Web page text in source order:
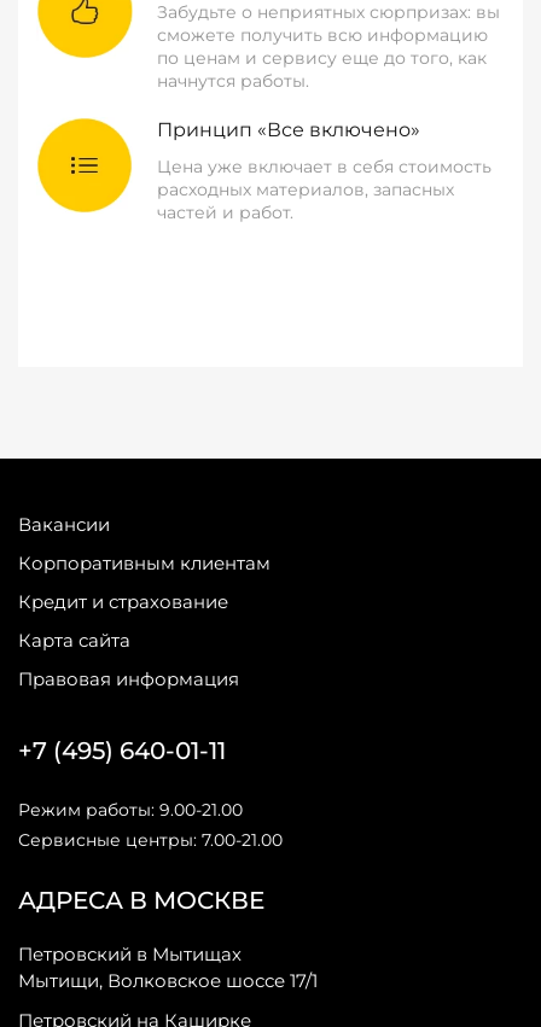
Забудьте о неприятных сюрпризах: вы
сможете получить всю информацию
по ценам и сервису еще до того, как
начнутся работы.
Принцип «Все включено»
Цена уже включает в себя стоимость
расходных материалов, запасных
частей и работ.
Вакансии
Корпоративным клиентам
Кредит и страхование
Карта сайта
Правовая информация
АДРЕСА В МОСКВЕ
Петровский в Мытищах
Мытищи, Волковское шоссе 17/1
Петровский на Каширке
+7 (495) 640-01-11
Режим работы: 9.00-21.00
Сервисные центры: 7.00-21.00